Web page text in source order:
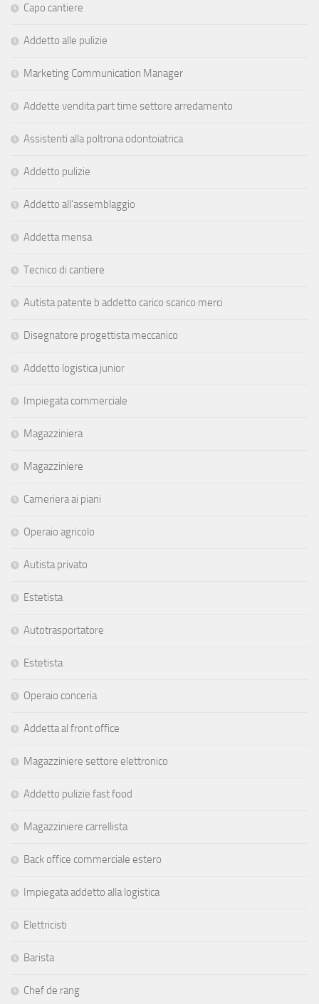
Capo cantiere
Addetto alle pulizie
Marketing Communication Manager
Addette vendita part time settore arredamento
Assistenti alla poltrona odontoiatrica
Addetto pulizie
Addetto all’assemblaggio
Addetta mensa
Tecnico di cantiere
Autista patente b addetto carico scarico merci
Disegnatore progettista meccanico
Addetto logistica junior
Impiegata commerciale
Magazziniera
Magazziniere
Cameriera ai piani
Operaio agricolo
Autista privato
Estetista
Autotrasportatore
Estetista
Operaio conceria
Addetta al front office
Magazziniere settore elettronico
Addetto pulizie fast food
Magazziniere carrellista
Back office commerciale estero
Impiegata addetto alla logistica
Elettricisti
Barista
Chef de rang